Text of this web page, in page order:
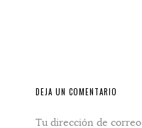
DEJA UN COMENTARIO
Tu dirección de